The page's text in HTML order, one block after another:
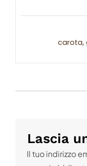
carota,
Lascia
Il tuo indirizzo